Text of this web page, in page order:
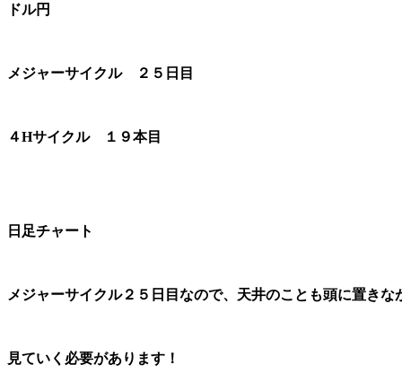
ドル円
メジャーサイクル ２５日目
４Hサイクル １９本目
日足チャート
メジャーサイクル２５日目なので、天井のことも頭に置きな
見ていく必要があります！